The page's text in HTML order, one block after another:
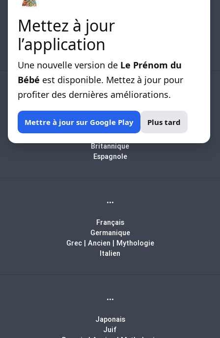
Mettez à jour
l’application
Une nouvelle version de Le Prénom du
Bébé est disponible. Mettez à jour pour
profiter des dernières améliorations.
Mettre à jour sur Google Play Plus tard
Les differentes listes de prénoms classées par
origines sont disponibles.
LISTE DE PRENOMS
Arabe
Biblique
Britannique
Espagnole
...
Français
Germanique
Grec | Ancien | Mythologie
Italien
...
Japonais
Juif